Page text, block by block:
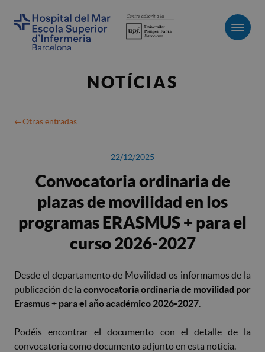
NOTÍCIAS
Otras entradas
22/12/2025
Convocatoria ordinaria de
plazas de movilidad en los
programas ERASMUS + para el
curso 2026-2027
Desde el departamento de Movilidad os informamos de la
publicación de la convocatoria ordinaria de movilidad por
Erasmus + para el año académico 2026-2027
Podéis encontrar el documento con el detalle de la
convocatoria como documento adjunto en esta noticia.